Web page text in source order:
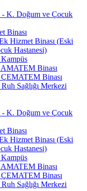
- K. Doğum ve Çocuk
Binası
Hizmet Binası (Eski
Hastanesi)
Binası
Binası
Sağlığı Merkezi
- K. Doğum ve Çocuk
Binası
Hizmet Binası (Eski
Hastanesi)
Binası
Binası
Sağlığı Merkezi